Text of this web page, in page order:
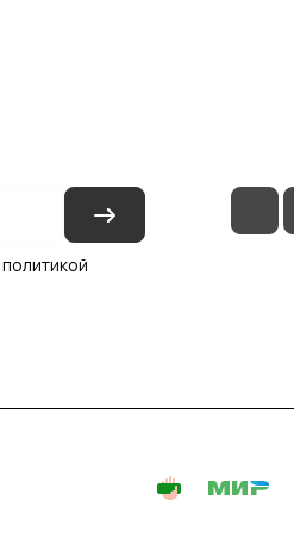
политикой